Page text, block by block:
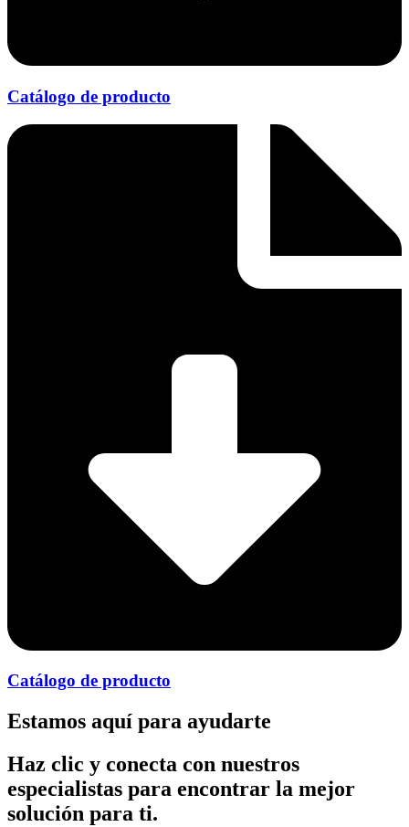
Catálogo de producto
Catálogo de producto
Estamos aquí para ayudarte
Haz clic y conecta con nuestros
especialistas para encontrar la mejor
solución para ti.